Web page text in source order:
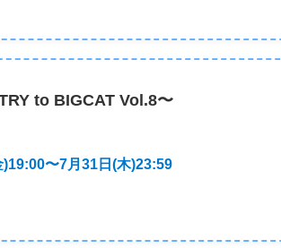
to BIGCAT Vol.8〜
〜7月31日(木)23:59